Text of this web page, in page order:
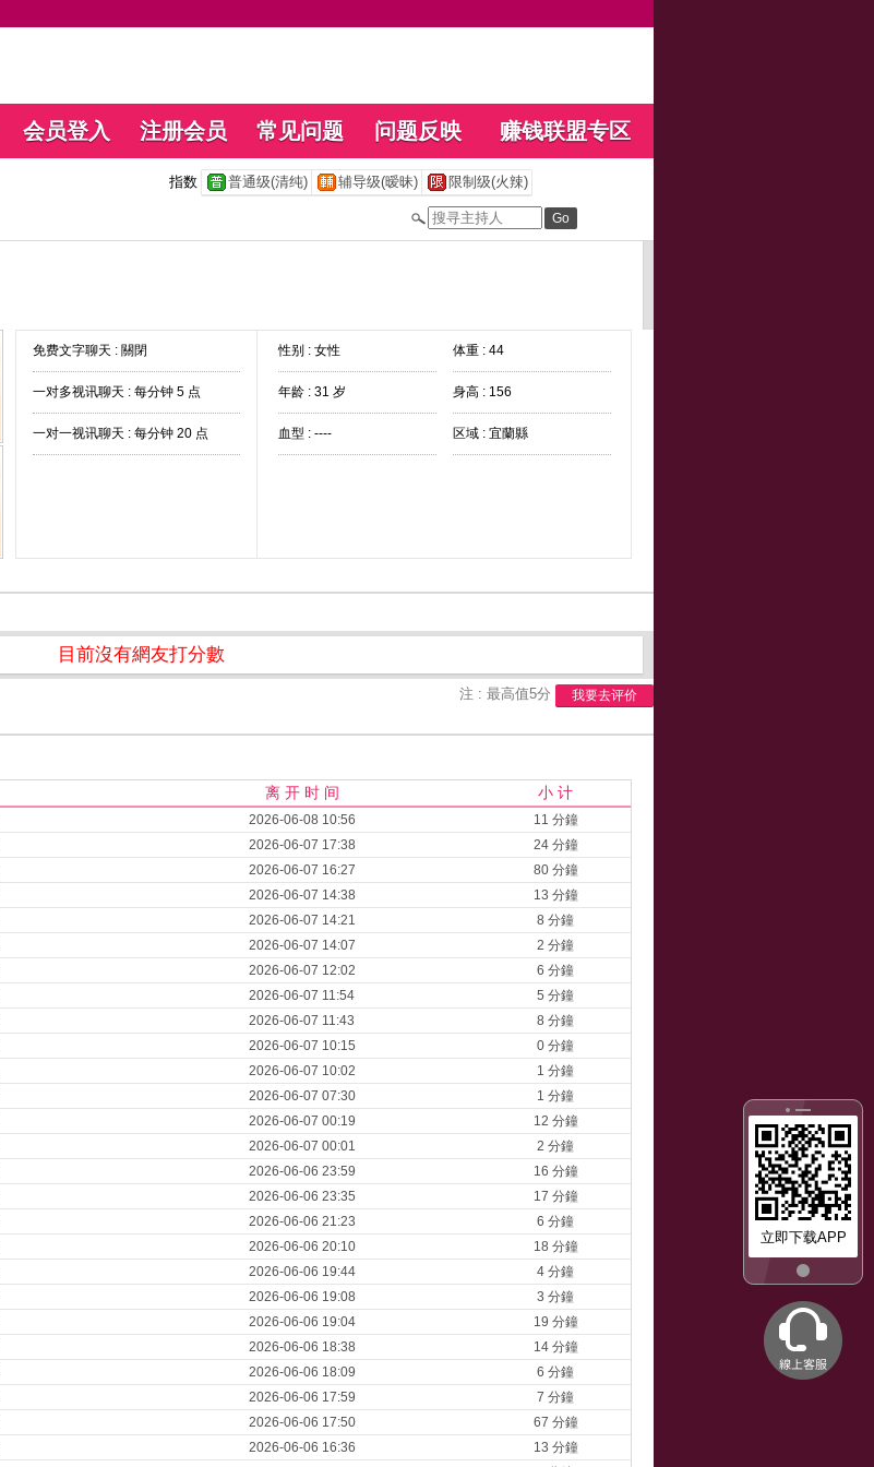
会员登入 注册会员 常见问题 问题反映 赚钱联盟专区
立即下载APP
指数 普通级(清纯) 辅导级(暧昧) 限制级(火辣)
免费文字聊天 : 關閉
一对多视讯聊天 : 每分钟 5 点
一对一视讯聊天 : 每分钟 20 点
性别 : 女性 体重 : 44
年龄 : 31 岁 身高 : 156
血型 : ---- 区域 : 宜蘭縣
目前沒有網友打分數
注 : 最高值5分 我要去评价
离 开 时 间 小 计
2026-06-08 10:56
11 分鐘
2026-06-07 17:38
24 分鐘
2026-06-07 16:27
80 分鐘
2026-06-07 14:38
13 分鐘
2026-06-07 14:21
8 分鐘
2026-06-07 14:07
2 分鐘
2026-06-07 12:02
6 分鐘
2026-06-07 11:54
5 分鐘
2026-06-07 11:43
8 分鐘
2026-06-07 10:15
0 分鐘
2026-06-07 10:02
1 分鐘
2026-06-07 07:30
1 分鐘
2026-06-07 00:19
12 分鐘
2026-06-07 00:01
2 分鐘
2026-06-06 23:59
16 分鐘
2026-06-06 23:35
17 分鐘
2026-06-06 21:23
6 分鐘
2026-06-06 20:10
18 分鐘
2026-06-06 19:44
4 分鐘
2026-06-06 19:08
3 分鐘
2026-06-06 19:04
19 分鐘
2026-06-06 18:38
14 分鐘
2026-06-06 18:09
6 分鐘
2026-06-06 17:59
7 分鐘
2026-06-06 17:50
67 分鐘
2026-06-06 16:36
13 分鐘